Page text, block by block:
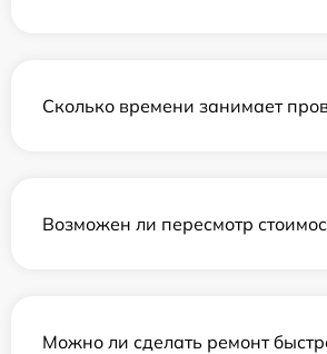
Сколько времени занимает
Возможен ли пересмотр
Можно ли сделать ремонт